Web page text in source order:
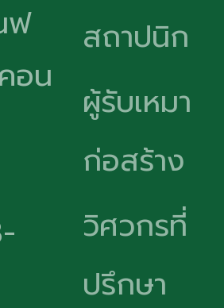
ฟ
อน
สถาปนิก
ผู้รับเหมา
ก่อสร้าง
วิศวกรที่
ปรึกษา